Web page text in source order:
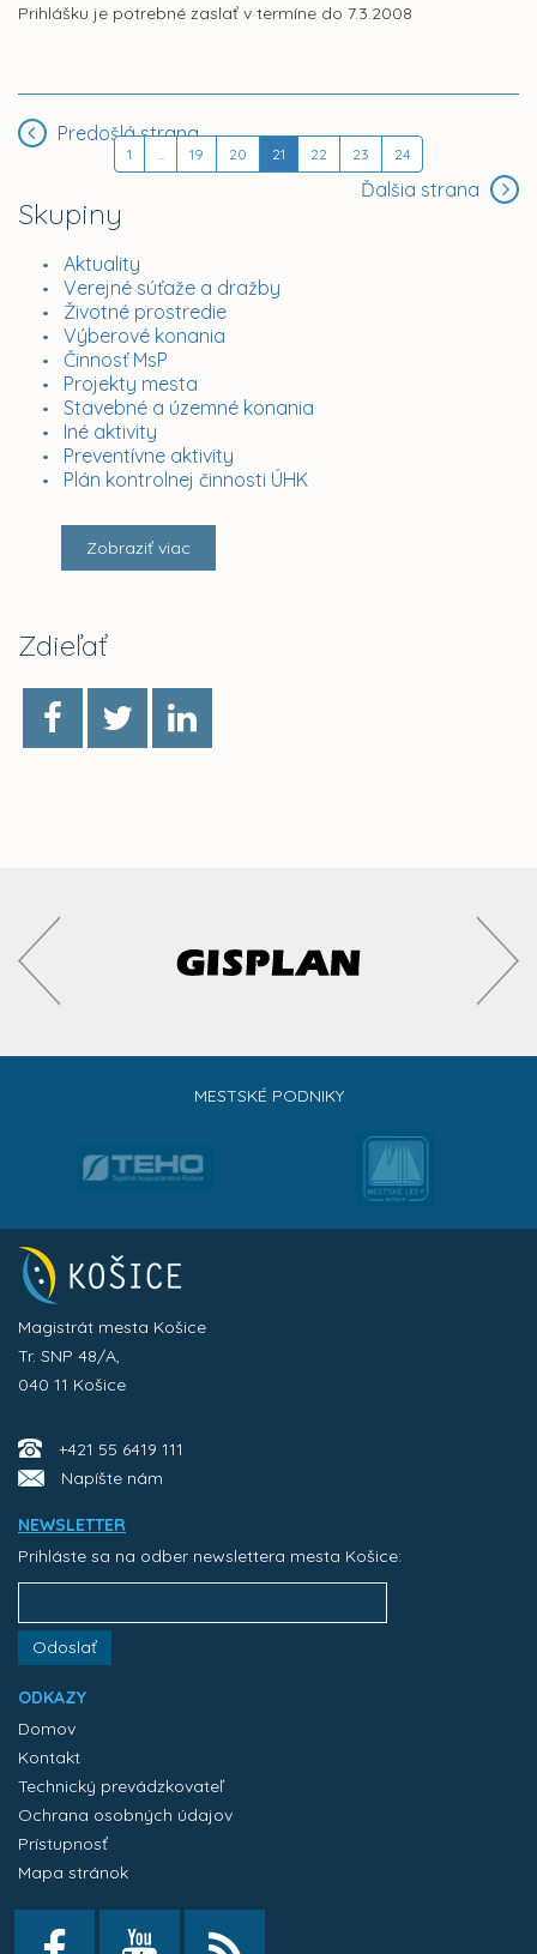
Skupiny
Aktuality
Verejné súťaže a dražby
Životné prostredie
Výberové konania
Činnosť MsP
Projekty mesta
Stavebné a územné konania
Iné aktivity
Preventívne aktivity
Plán kontrolnej činnosti ÚHK
Zobraziť viac
Zdieľať
Prihlášku je potrebné zaslať v termíne do 7.3.2008
Predošlá strana
1 ... 19 20 21 22 23 24
Ďalšia strana
MESTSKÉ PODNIKY
Magistrát mesta Košice
Tr. SNP 48/A,
040 11 Košice
+421 55 6419 111
Napíšte nám
NEWSLETTER
Prihláste sa na odber newslettera mesta Košice:
Odoslať
ODKAZY
Domov
Kontakt
Technický prevádzkovateľ
Ochrana osobných údajov
Prístupnosť
Mapa stránok